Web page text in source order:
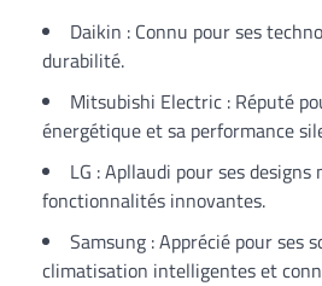
Daikin : Connu pour ses
durabilité.
Mitsubishi Electric : Réputé
énergétique et sa performance
LG : Apllaudi pour ses designs
fonctionnalités innovantes.
Samsung : Apprécié pour ses
climatisation intelligentes et